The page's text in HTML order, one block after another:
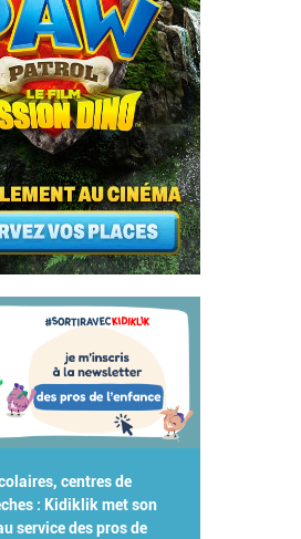
centres de
: Kidiklik met son
service des pros de